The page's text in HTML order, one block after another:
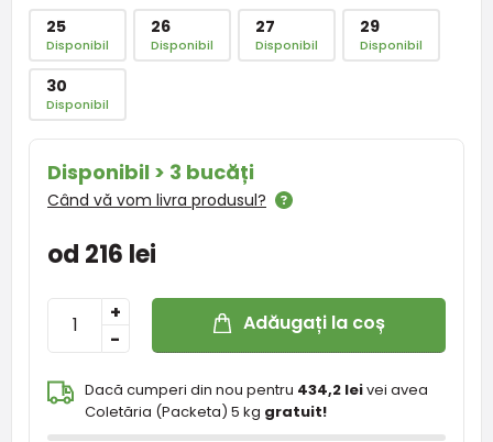
25
Disponibil
26
Disponibil
27
Disponibil
29
Disponibil
30
Disponibil
Disponibil > 3 bucăți
Când vă vom livra produsul?
od 216 lei
-
+ Adăugați la coș
Dacă cumperi din nou pentru 434,2 leivei avea
Coletăria (Packeta) 5 kg gratuit!